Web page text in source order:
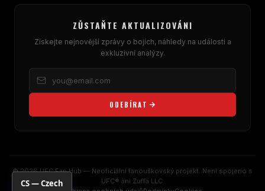
ZŮSTAŇTE AKTUALIZOVÁNI
Získejte nejnovější zprávy o bojích, náhledy na události a
exkluzivní analýzy.
ODEBÍRAT
© 2026 UFC Fan Hub — Neoficiální fanouškovský projekt. Není spojeno s
UFC® ani Zuffa LLC.
CS — Czech